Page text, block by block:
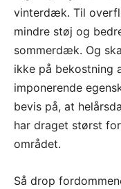
vinterdæk. Til
mindre støj og
sommerdæk. Og
ikke på bekostning
imponerende
bevis på, at
har draget størst
området.
Så drop